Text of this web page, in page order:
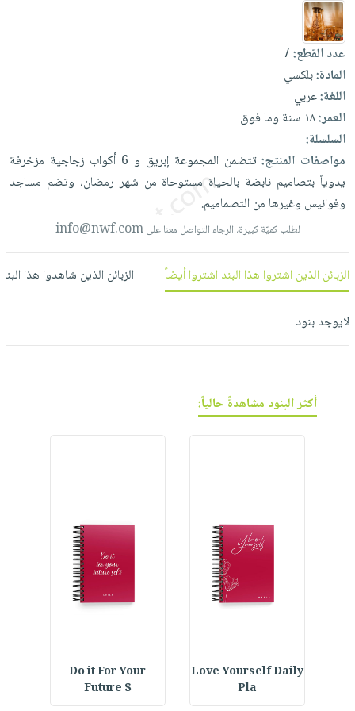
العناية
بالأسنان
الحمية
والتغذية
أدوات
المائدة
الأوعية
والتخزين
أدوات
المطبخ
الأكثر
مبيعاً
العودة
للمدارس
اكسسوارات
كتب
اكسسوارات
منزلية
اكسسوارات
حقائب
حلي
عناية
مناسبات
شحن
مجاني
بنود
مختارة
اشتراكات
كل
الاشتراكات
صندوق
القراءة
iKitab
حدود
بحث
متقدم
نيل
الشركة
الشركة
يتكرر
طرحها
حسابك
الأمنيات
عدد القطع:7
المادة:بلكسي
اللغة:عربي
العمر:١٨ سنة وما فوق
السلسلة:
مواصفات المنتج: تتضمن المجموعةإبريق و 6 أكواب زجاجية مزخرفة
يدوياً بتصاميم نابضة بالحياة مستوحاة من شهر رمضان، وتضم مساجد
وفوانيس وغيرها من التصماميم.
لطلب كميّة كبيرة، الرجاء التواصل معنا علىinfo@nwf.com
الزبائن الذين اشتروا هذا البند اشتروا أيضاً الزبائن الذين شاهدوا هذا
لايوجد بنود
أكثر البنود مشاهدةً حالياً:
Love Yourself Daily
Pla
Do it For Your
Future S